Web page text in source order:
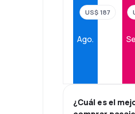
Ago.
US$ 187
¿Cuál es el